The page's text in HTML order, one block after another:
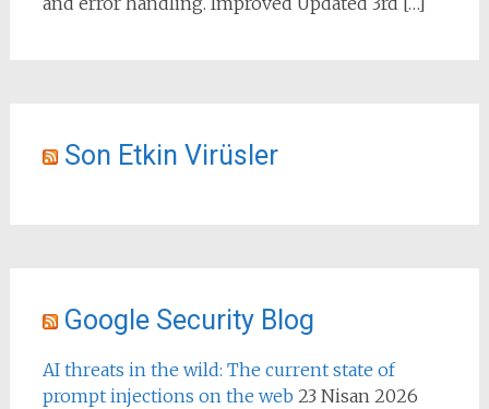
Son Etkin Virüsler
Google Security Blog
AI threats in the wild: The current state of
prompt injections on the web 23 Nisan 2026